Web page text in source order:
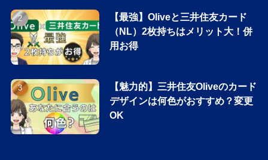
【最強】Oliveと三井住友カード
（NL）2枚持ちはメリット大！併
用お得
【魅力的】三井住友Oliveのカード
デザインは何色がおすすめ？変更
OK